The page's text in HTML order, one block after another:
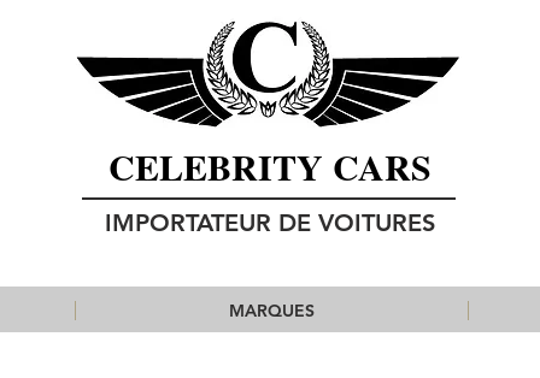
CELEBRITY CARS
IMPORTATEUR DE VOITURES
MARQUES